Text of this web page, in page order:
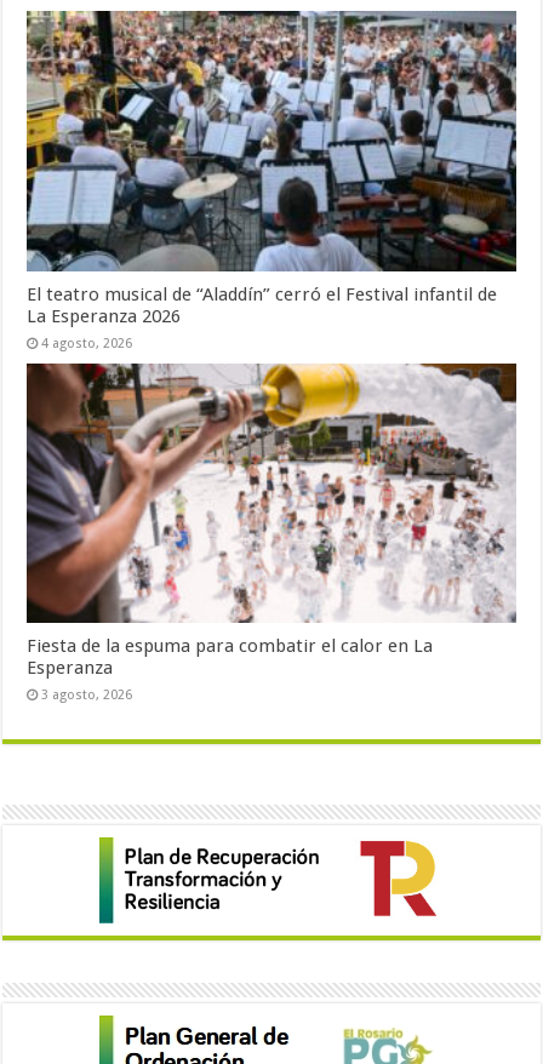
El teatro musical de “Aladdín” cerró el Festival infantil de
La Esperanza 2026
4 agosto, 2026
Fiesta de la espuma para combatir el calor en La
Esperanza
3 agosto, 2026